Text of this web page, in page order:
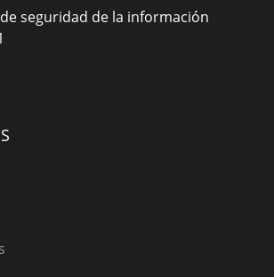
seguridad de la información